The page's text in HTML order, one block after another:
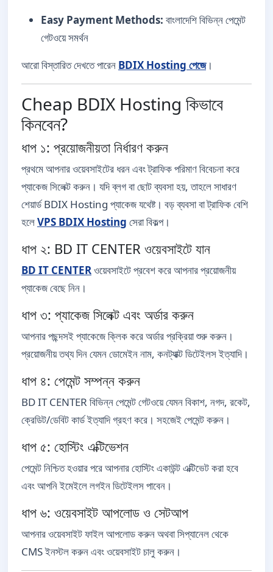
Easy Payment Methods: বাংলাদেশি বিভিন্ন পেমেন্ট
গেটওয়ে সমর্থন
আরো বিস্তারিত দেখতে পারেন BDIX Hosting পেজে।
Cheap BDIX Hosting কিভাবে
কিনবেন?
ধাপ ১: প্রয়োজনীয়তা নির্ধারণ করুন
প্রথমে আপনার ওয়েবসাইটের ধরন এবং ট্রাফিক পরিমাণ বিবেচনা করে
প্যাকেজ সিলেক্ট করুন। যদি ব্লগ বা ছোট ব্যবসা হয়, তাহলে সাধারণ
শেয়ার্ড BDIX Hosting প্যাকেজ যথেষ্ট। বড় ব্যবসা বা ট্রাফিক বেশি
হলেVPS BDIX Hosting সেরা বিকল্প।
ধাপ ২: BD IT CENTER ওয়েবসাইটে যান
BD IT CENTERওয়েবসাইটে প্রবেশ করে আপনার প্রয়োজনীয়
প্যাকেজ বেছে নিন।
ধাপ ৩: প্যাকেজ সিলেক্ট এবং অর্ডার করুন
আপনার পছন্দসই প্যাকেজে ক্লিক করে অর্ডার প্রক্রিয়া শুরু করুন।
প্রয়োজনীয় তথ্য দিন যেমন ডোমেইন নাম, কনট্যাক্ট ডিটেইলস ইত্যাদি।
ধাপ ৪: পেমেন্ট সম্পন্ন করুন
BD IT CENTER বিভিন্ন পেমেন্ট গেটওয়ে যেমন বিকাশ, নগদ, রকেট,
ক্রেডিট/ডেবিট কার্ড ইত্যাদি গ্রহণ করে। সহজেই পেমেন্ট করুন।
ধাপ ৫: হোস্টিং এক্টিভেশন
পেমেন্ট নিশ্চিত হওয়ার পরে আপনার হোস্টিং একাউন্ট এক্টিভেট করা হবে
এবং আপনি ইমেইলে লগইন ডিটেইলস পাবেন।
ধাপ ৬: ওয়েবসাইট আপলোড ও সেটআপ
আপনার ওয়েবসাইট ফাইল আপলোড করুন অথবা সিপ্যানেল থেকে
CMS ইনস্টল করুন এবং ওয়েবসাইট চালু করুন।